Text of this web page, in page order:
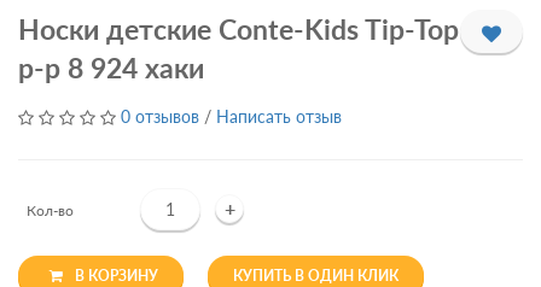
Носки детские Conte-Kids Tip-Top
р-р 8 924 хаки
0 отзывов / Написать отзыв
Кол-во +
В КОРЗИНУ КУПИТЬ В ОДИН КЛИК